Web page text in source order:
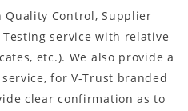
Quality Control, Supplier
service with relative
etc.). We also provide a
for V-Trust branded
clear confirmation as to